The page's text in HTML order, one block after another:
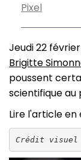
Pixel
Jeudi 22
Brigitte
poussent
scientifique au
Lire l'article en
Crédit visuel